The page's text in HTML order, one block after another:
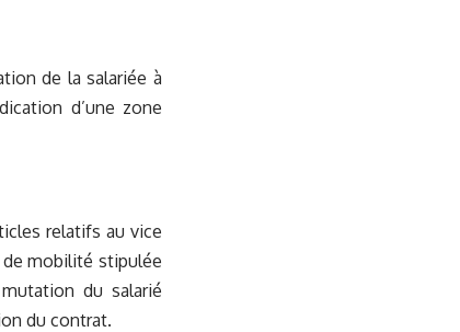
de la salariée à
d’une zone
relatifs au vice
de mobilité stipulée
du salarié
du contrat.